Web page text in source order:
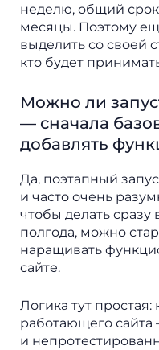
неделю, общий срок
месяцы. Поэтому
выделить со своей
кто будет
Можно ли
— сначала
добавлять
Да, поэтапный
и часто очень
чтобы делать сразу
полгода, можно
наращивать
сайте.
Логика тут
работающего
и